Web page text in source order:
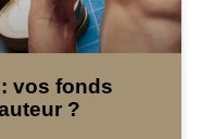
vos fonds
?